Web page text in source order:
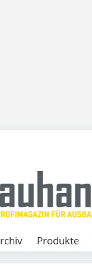
Produkte